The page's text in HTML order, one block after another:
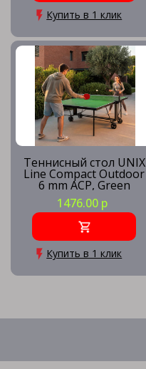
Купить в 1 клик
Теннисный стол UNIX
Line Compact Outdoor
6 mm ACP, Green
1476.00 р
Купить в 1 клик